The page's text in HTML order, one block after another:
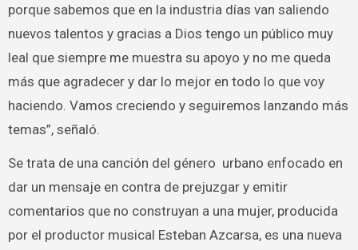
porque sabemos que en la industria días van saliendo
nuevos talentos y gracias a Dios tengo un público muy
leal que siempre me muestra su apoyo y no me queda
más que agradecer y dar lo mejor en todo lo que voy
haciendo. Vamos creciendo y seguiremos lanzando más
temas”, señaló.
Se trata de una canción del género urbano enfocado en
dar un mensaje en contra de prejuzgar y emitir
comentarios que no construyan a una mujer, producida
por el productor musical Esteban Azcarsa, es una nueva